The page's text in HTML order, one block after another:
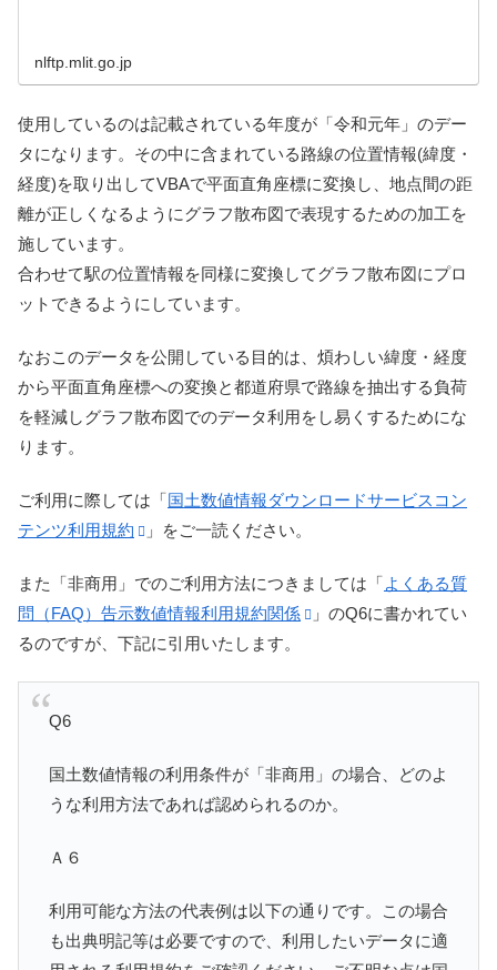
nlftp.mlit.go.jp
使用しているのは記載されている年度が「令和元年」のデー
タになります。その中に含まれている路線の位置情報(緯度・
経度)を取り出してVBAで平面直角座標に変換し、地点間の距
離が正しくなるようにグラフ散布図で表現するための加工を
施しています。
合わせて駅の位置情報を同様に変換してグラフ散布図にプロ
ットできるようにしています。
なおこのデータを公開している目的は、煩わしい緯度・経度
から平面直角座標への変換と都道府県で路線を抽出する負荷
を軽減しグラフ散布図でのデータ利用をし易くするためにな
ります。
ご利用に際しては「国土数値情報ダウンロードサービスコン
テンツ利用規約
」をご一読ください。
また「非商用」でのご利用方法につきましては「よくある質
問（FAQ）告示数値情報利用規約関係
」のQ6に書かれてい
るのですが、下記に引用いたします。
Q6
国土数値情報の利用条件が「非商用」の場合、どのよ
うな利用方法であれば認められるのか。
Ａ６
利用可能な方法の代表例は以下の通りです。この場合
も出典明記等は必要ですので、利用したいデータに適